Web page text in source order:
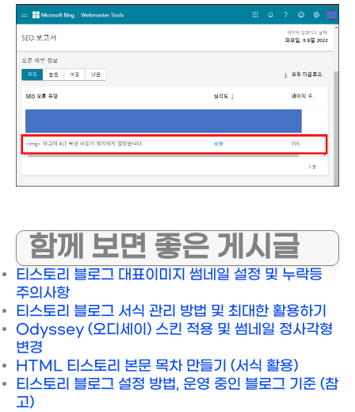
함께 보면 좋은 게시글
티스토리 블로그 대표이미지 썸네일 설정 및 누락등
주의사항
티스토리 블로그 서식 관리 방법 및 최대한 활용하기
Odyssey (오디세이) 스킨 적용 및 썸네일 정사각형
변경
HTML 티스토리 본문 목차 만들기 (서식 활용)
티스토리 블로그 설정 방법, 운영 중인 블로그 기준 (참
고)